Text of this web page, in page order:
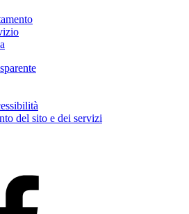
del sito e dei servizi